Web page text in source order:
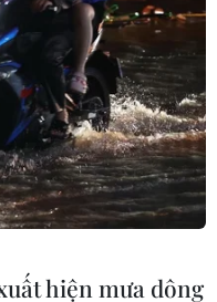
định
#Kinh tế
hiện mưa dông